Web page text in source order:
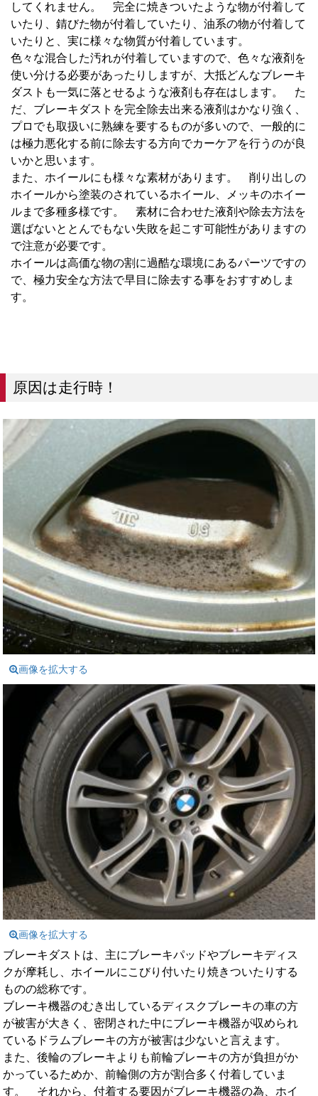
してくれません。 完全に焼きついたような物が付着して
いたり、錆びた物が付着していたり、油系の物が付着して
いたりと、実に様々な物質が付着しています。
色々な混合した汚れが付着していますので、色々な液剤を
使い分ける必要があったりしますが、大抵どんなブレーキ
ダストも一気に落とせるような液剤も存在はします。 た
だ、ブレーキダストを完全除去出来る液剤はかなり強く、
プロでも取扱いに熟練を要するものが多いので、一般的に
は極力悪化する前に除去する方向でカーケアを行うのが良
いかと思います。
また、ホイールにも様々な素材があります。 削り出しの
ホイールから塗装のされているホイール、メッキのホイー
ルまで多種多様です。 素材に合わせた液剤や除去方法を
選ばないととんでもない失敗を起こす可能性がありますの
で注意が必要です。
ホイールは高価な物の割に過酷な環境にあるパーツですの
で、極力安全な方法で早目に除去する事をおすすめしま
す。
原因は走行時！
画像を拡大する
画像を拡大する
ブレーキダストは、主にブレーキパッドやブレーキディス
クが摩耗し、ホイールにこびり付いたり焼きついたりする
ものの総称です。
ブレーキ機器のむき出しているディスクブレーキの車の方
が被害が大きく、密閉された中にブレーキ機器が収められ
ているドラムブレーキの方が被害は少ないと言えます。
また、後輪のブレーキよりも前輪ブレーキの方が負担がか
かっているためか、前輪側の方が割合多く付着していま
す。 それから、付着する要因がブレーキ機器の為、ホイ